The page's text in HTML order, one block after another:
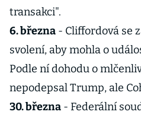
transakci".
6. března - Cliffordová se
svolení, aby mohla o
Podle ní dohodu o
nepodepsal Trump, ale
30. března - Federální